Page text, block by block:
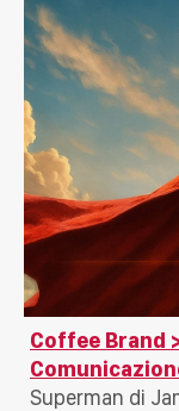
Coffee Brand
Superman di